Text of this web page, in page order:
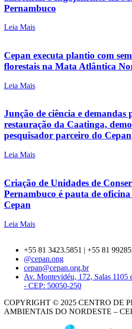
Pernambuco
Leia Mais
Cepan executa plantio com
florestais na Mata Atlântica
Leia Mais
Junção de ciência e
restauração da Caatinga,
pesquisador parceiro do Cepan
Leia Mais
Criação de Unidades de
Pernambuco é pauta de
Cepan
Leia Mais
+55 81 3423.5851 | +55 81
@cepan.ong
cepan@cepan.org.br
Av. Montevidéu, 172, Salas 1105
- CEP: 50050-250
COPYRIGHT © 2025 CENTRO DE
AMBIENTAIS DO NORDESTE –